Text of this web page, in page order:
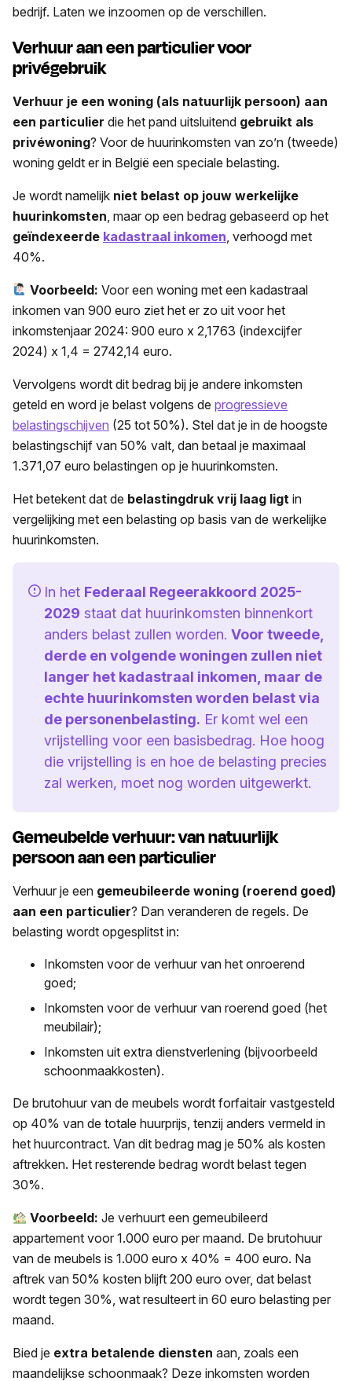
bedrijf. Laten we inzoomen op de verschillen.
Verhuur aan een particulier voor
privégebruik
Verhuur je een woning (als natuurlijk persoon) aan
een particulier die het pand uitsluitend gebruikt als
privéwoning? Voor de huurinkomsten van zo’n (tweede)
woning geldt er in België een speciale belasting.
Je wordt namelijk niet belast op jouw werkelijke
huurinkomsten , maar op een bedrag gebaseerd op het
geïndexeerde kadastraal inkomen , verhoogd met
40%.
Voorbeeld:Voor een woning met een kadastraal
inkomen van 900 euro ziet het er zo uit voor het
inkomstenjaar 2024: 900 euro x 2,1763 (indexcijfer
2024) x 1,4 = 2742,14 euro.
Vervolgens wordt dit bedrag bij je andere inkomsten
geteld en word je belast volgens de progressieve
belastingschijven (25 tot 50%). Stel dat je in de hoogste
belastingschijf van 50% valt, dan betaal je maximaal
1.371,07 euro belastingen op je huurinkomsten.
Het betekent dat de belastingdruk vrij laag ligt in
vergelijking met een belasting op basis van de werkelijke
huurinkomsten.
In het Federaal Regeerakkoord 2025-
2029 staat dat huurinkomsten binnenkort
anders belast zullen worden. Voor tweede,
derde en volgende woningen zullen niet
langer het kadastraal inkomen, maar de
echte huurinkomsten worden belast via
de personenbelasting. Er komt wel een
vrijstelling voor een basisbedrag. Hoe hoog
die vrijstelling is en hoe de belasting precies
zal werken, moet nog worden uitgewerkt.
Gemeubelde verhuur: van natuurlijk
persoon aan een particulier
Verhuur je een gemeubileerde woning (roerend goed)
aan een particulier? Dan veranderen de regels. De
belasting wordt opgesplitst in:
Inkomsten voor de verhuur van het onroerend
goed;
Inkomsten voor de verhuur van roerend goed (het
meubilair);
Inkomsten uit extra dienstverlening (bijvoorbeeld
schoonmaakkosten).
De brutohuur van de meubels wordt forfaitair vastgesteld
op 40% van de totale huurprijs, tenzij anders vermeld in
het huurcontract. Van dit bedrag mag je 50% als kosten
aftrekken. Het resterende bedrag wordt belast tegen
30%.
Voorbeeld:Je verhuurt een gemeubileerd
appartement voor 1.000 euro per maand. De brutohuur
van de meubels is 1.000 euro x 40% = 400 euro. Na
aftrek van 50% kosten blijft 200 euro over, dat belast
wordt tegen 30%, wat resulteert in 60 euro belasting per
maand.
Bied je extra betalende diensten aan, zoals een
maandelijkse schoonmaak? Deze inkomsten worden